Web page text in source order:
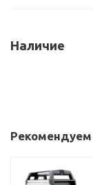
Наличие
Рекомендуем